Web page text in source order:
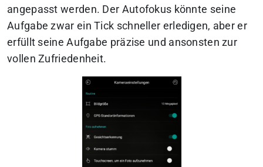
angepasst werden. Der Autofokus könnte seine
Aufgabe zwar ein Tick schneller erledigen, aber er
erfüllt seine Aufgabe präzise und ansonsten zur
vollen Zufriedenheit.